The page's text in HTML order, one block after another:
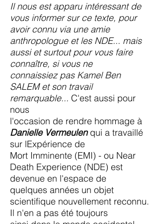
Il nous est apparu intéressant de
vous informer sur ce texte, pour
avoir connu via une amie
anthropologue et les NDE... mais
aussi et surtout pour vous faire
connaître, si vous ne
connaissiez pas Kamel Ben
SALEM et son travail
remarquable... C'est aussi pour
nous
l'occasion de rendre hommage à
Danielle Vermeulenqui a travaillé
sur lExpérience de
Mort Imminente (EMI) - ou Near
Death Experience (NDE) est
devenue en l'espace de
quelques années un objet
scientifique nouvellement reconnu.
Il n'en a pas été toujours